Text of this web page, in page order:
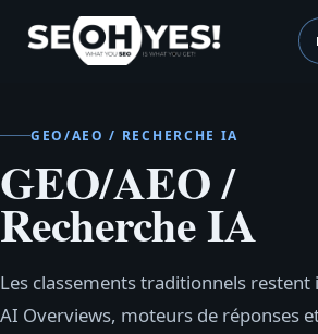
SEOH
GEO/AEO / RECHERCHE IA
GEO/AEO /
Recherche IA
Les classements traditionnels
AI Overviews, moteurs de réponses